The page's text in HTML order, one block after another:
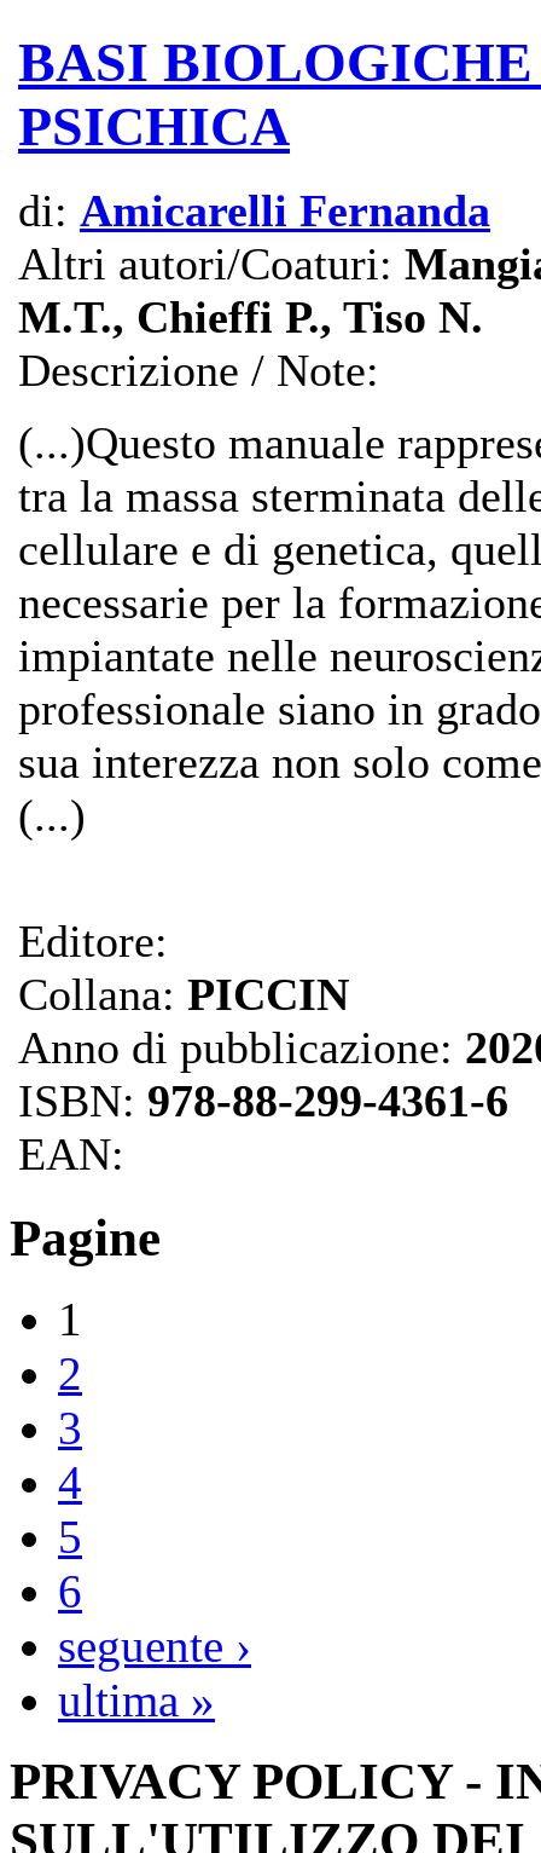
BASI
PSICHICA
di: Amicarelli Fernanda
Altri autori/Coaturi:
M.T., Chieffi P., Tiso N.
Descrizione / Note:
(...)Questo manuale
tra la massa sterminata
cellulare e di genetica,
necessarie per la
impiantate nelle
professionale siano in
sua interezza non solo
(...)
Editore:
Collana: PICCIN
Anno di pubblicazione:
ISBN: 978-88-299-4361-6
EAN:
Pagine
1
2
3
4
5
6
seguente ›
ultima »
PRIVACY POLICY -
SULL'UTILIZZO DEI